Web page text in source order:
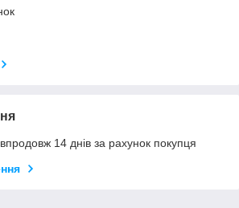
14 днів за рахунок покупця